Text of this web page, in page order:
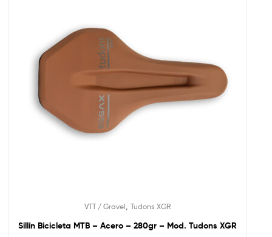
VTT / Gravel Tudons XGR
Sillín Bicicleta MTB – Acero – 280gr – Mod. Tudons XGR